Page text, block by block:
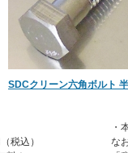
SDCクリーン六角ボルト
税込）
・
な